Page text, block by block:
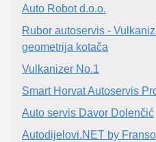
Auto Robot d.o.o.
Rubor autoservis -
geometrija kotača
Vulkanizer No.1
Smart Horvat Autoservis
Auto servis Davor Dolenčić
Autodijelovi.NET by